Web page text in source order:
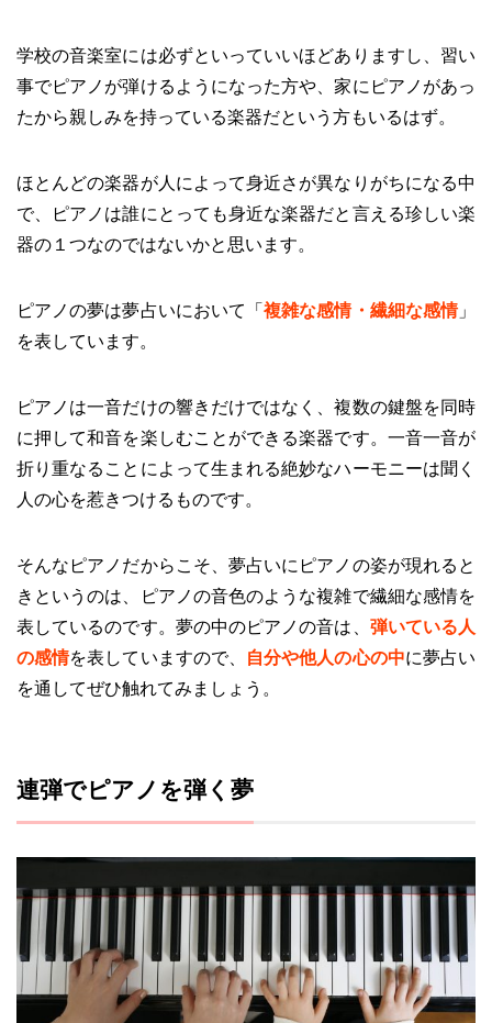
学校の音楽室には必ずといっていいほどありますし、習い
事でピアノが弾けるようになった方や、家にピアノがあっ
たから親しみを持っている楽器だという方もいるはず。
ほとんどの楽器が人によって身近さが異なりがちになる中
で、ピアノは誰にとっても身近な楽器だと言える珍しい楽
器の１つなのではないかと思います。
ピアノの夢は夢占いにおいて「複雑な感情・繊細な感情」
を表しています。
ピアノは一音だけの響きだけではなく、複数の鍵盤を同時
に押して和音を楽しむことができる楽器です。一音一音が
折り重なることによって生まれる絶妙なハーモニーは聞く
人の心を惹きつけるものです。
そんなピアノだからこそ、夢占いにピアノの姿が現れると
きというのは、ピアノの音色のような複雑で繊細な感情を
表しているのです。夢の中のピアノの音は、 弾いている人
の感情を表していますので、 自分や他人の心の中に夢占い
を通してぜひ触れてみましょう。
連弾でピアノを弾く夢